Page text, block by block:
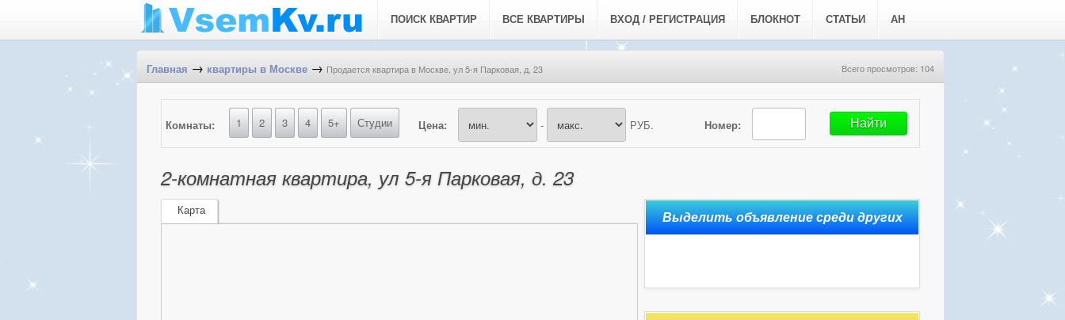
ПОИСК КВАРТИР ВСЕ КВАРТИРЫ ВХОД / РЕГИСТРАЦИЯ БЛОКНОТ СТАТЬИ АН
Главная → квартиры в Москве → Продается квартира в Москве, ул 5-я Парковая, д. 23 Всего просмотров: 104
Номер:
Комнаты: 1 2 3 4 5+ Студии Цена: - РУБ.
2-комнатная квартира, ул 5-я Парковая, д. 23
Карта